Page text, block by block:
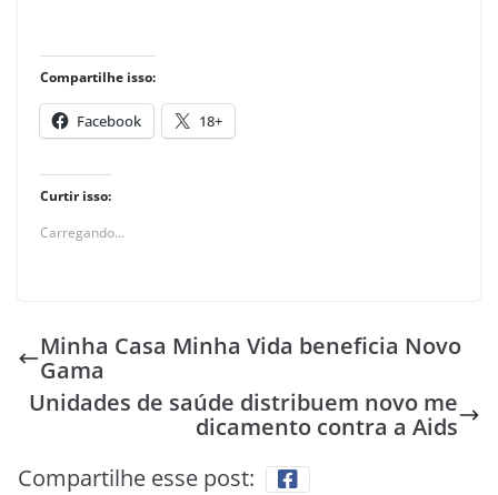
Compartilhe isso:
Facebook 18+
Curtir isso:
Carregando...
Minha Casa Minha Vida beneficia Novo
Gama
Unidades de saúde distribuem novo me
dicamento contra a Aids
Compartilhe esse post: